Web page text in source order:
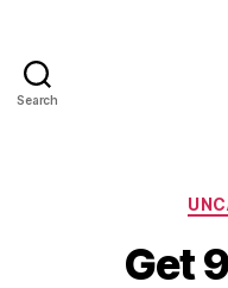
Search
Get